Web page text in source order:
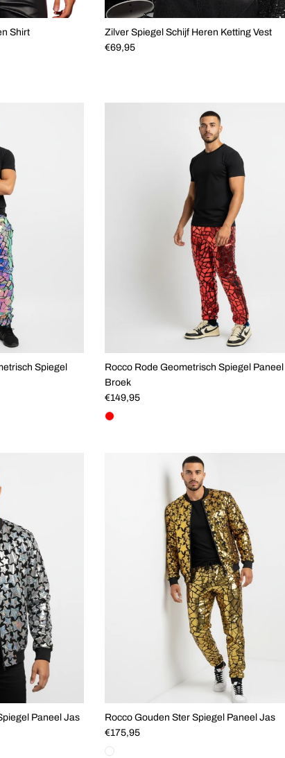
Shirt
Zilver Spiegel Schijf Heren Ketting Vest
Reguliere prijs
€69,95
Spiegel
Rocco Rode Geometrisch Spiegel Paneel
Broek
Reguliere prijs
€149,95
Paneel Jas
Rocco Gouden Ster Spiegel Paneel Jas
Reguliere prijs
€175,95